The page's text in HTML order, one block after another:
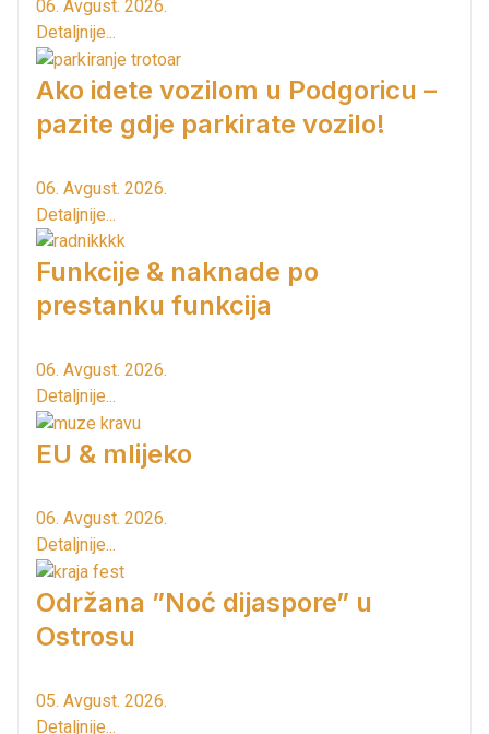
06. Avgust. 2026.
Detaljnije...
Ako idete vozilom u Podgoricu –
pazite gdje parkirate vozilo!
06. Avgust. 2026.
Detaljnije...
Funkcije & naknade po
prestanku funkcija
06. Avgust. 2026.
Detaljnije...
EU & mlijeko
06. Avgust. 2026.
Detaljnije...
Održana ”Noć dijaspore” u
Ostrosu
05. Avgust. 2026.
Detaljnije...